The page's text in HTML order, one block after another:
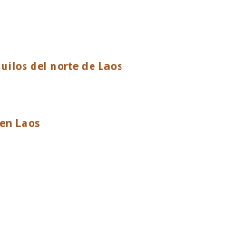
del norte de Laos
Laos